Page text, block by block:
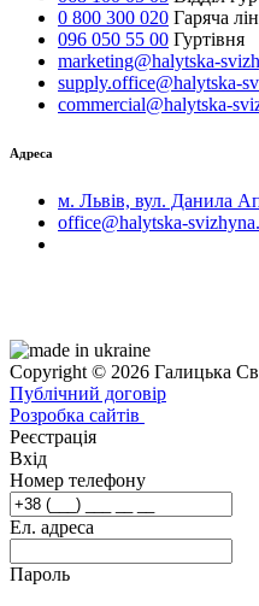
0 800 300 020 Гаряча
096 050 55 00 Гуртівня
marketing@halytska-
supply.office@halytska-
commercial@halytska-
Адреса
м. Львів, вул. Данила
office@halytska-
Copyright © 2026 Галицька
Публічний договір
Розробка сайтів
Реєстрація
Вхід
Номер телефону
Ел. адреса
Пароль